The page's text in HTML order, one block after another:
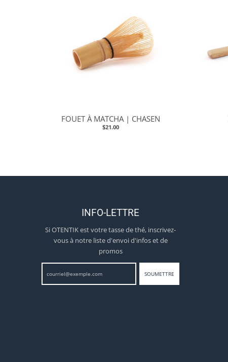
FOUET À MATCHA | CHASEN
$21.00
INFO-LETTRE
Si OTENTIK est votre tasse de thé, inscrivez-
vous à notre liste d'envoi d'infos et de
promos
SOUMETTRE